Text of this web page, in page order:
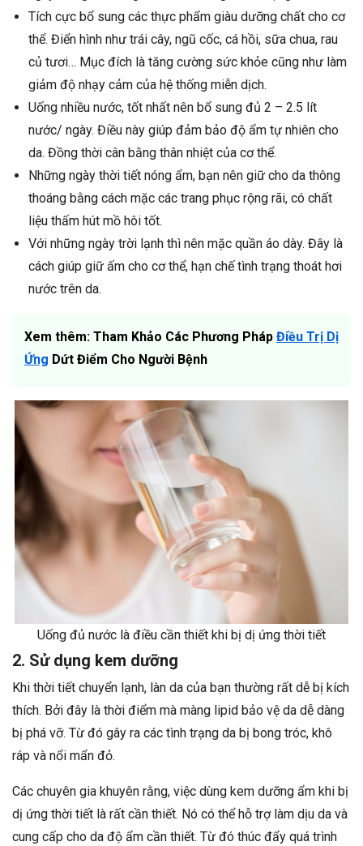
Tích cực bổ sung các thực phẩm giàu dưỡng chất cho cơ
thể. Điển hình như trái cây, ngũ cốc, cá hồi, sữa chua, rau
củ tươi… Mục đích là tăng cường sức khỏe cũng như làm
giảm độ nhạy cảm của hệ thống miễn dịch.
Uống nhiều nước, tốt nhất nên bổ sung đủ 2 – 2.5 lít
nước/ ngày. Điều này giúp đảm bảo độ ẩm tự nhiên cho
da. Đồng thời cân bằng thân nhiệt của cơ thể.
Những ngày thời tiết nóng ẩm, bạn nên giữ cho da thông
thoáng bằng cách mặc các trang phục rộng rãi, có chất
liệu thấm hút mồ hôi tốt.
Với những ngày trời lạnh thì nên mặc quần áo dày. Đây là
cách giúp giữ ấm cho cơ thể, hạn chế tình trạng thoát hơi
nước trên da.
Xem thêm: Tham Khảo Các Phương Pháp Điều Trị Dị
Ứng Dứt Điểm Cho Người Bệnh
Uống đủ nước là điều cần thiết khi bị dị ứng thời tiết
2. Sử dụng kem dưỡng
Khi thời tiết chuyển lạnh, làn da của bạn thường rất dễ bị kích
thích. Bởi đây là thời điểm mà màng lipid bảo vệ da dễ dàng
bị phá vỡ. Từ đó gây ra các tình trạng da bị bong tróc, khô
ráp và nổi mẩn đỏ.
Các chuyên gia khuyên rằng, việc dùng kem dưỡng ẩm khi bị
dị ứng thời tiết là rất cần thiết. Nó có thể hỗ trợ làm dịu da và
cung cấp cho da độ ẩm cần thiết. Từ đó thúc đẩy quá trình